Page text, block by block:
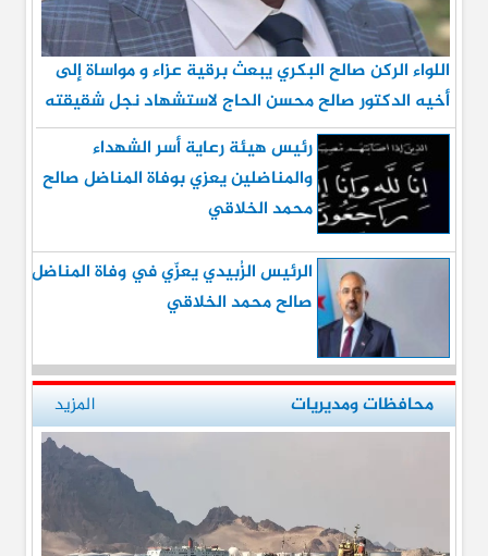
اللواء الركن صالح البكري يبعث برقية عزاء و مواساة إلى
أخيه الدكتور صالح محسن الحاج لاستشهاد نجل شقيقته
رئيس هيئة رعاية أسر الشهداء
والمناضلين يعزي بوفاة المناضل صالح
محمد الخلاقي
الرئيس الزُبيدي يعزّي في وفاة المناضل
صالح محمد الخلاقي
محافظات ومديريات المزيد